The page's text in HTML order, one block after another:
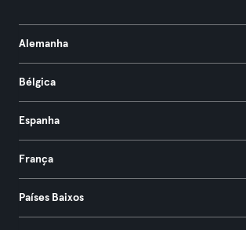
Alemanha
Bélgica
Espanha
França
Países Baixos